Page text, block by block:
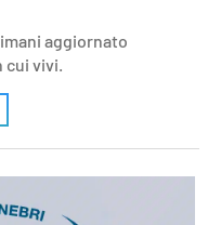
aggiornato
vivi.